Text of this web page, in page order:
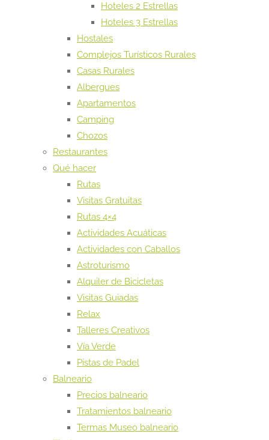
Hoteles 2 Estrellas
Hoteles 3 Estrellas
Hostales
Complejos Turísticos Rurales
Casas Rurales
Albergues
Apartamentos
Camping
Chozos
Restaurantes
Qué hacer
Rutas
Visitas Gratuitas
Rutas 4×4
Actividades Acuáticas
Actividades con Caballos
Astroturismo
Alquiler de Bicicletas
Visitas Guiadas
Relax
Talleres Creativos
Vía Verde
Pistas de Padel
Balneario
Precios balneario
Tratamientos balneario
Termas Museo balneario